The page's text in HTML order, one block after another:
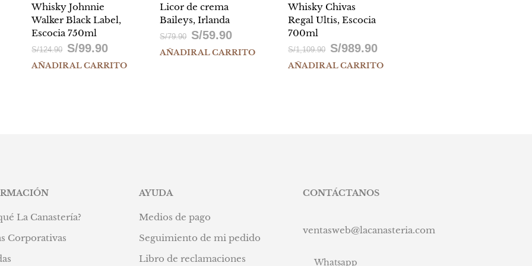
Whisky Johnnie
Walker Black Label,
Escocia 750ml
S/124.90 El
precio
S/99.90El
precio
AÑADIR AL CARRITO
Licor de crema
Baileys, Irlanda
S/79.90 El
precio
S/59.90El
precio
AÑADIR AL CARRITO
Whisky Chivas
Regal Ultis, Escocia
700ml
S/1,109.90 El
precio
S/989.90El
precio
AÑADIR AL CARRITO
La Canastería?
Corporativas
AYUDA
Medios de pago
Seguimiento de mi pedido
Libro de reclamaciones
CONTÁCTANOS
ventasweb@lacanasteria.com
Whatsapp